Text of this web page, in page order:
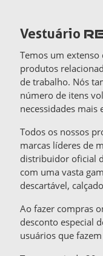
Vestuário
Temos um
produtos
de trabalho. Nós
número de itens
necessidades mais
Todos os nossos
marcas líderes de
distribuidor oficial
com uma vasta
descartável,
Ao fazer compras
desconto especial
usuários que